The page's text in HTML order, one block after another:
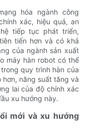
hóa ngành công
xác, hiệu quả, an
tiếp tục phát triển,
tiến hơn và có khả
của ngành sản xuất
máy hàn robot có thể
quy trình hàn của
năng suất tăng và
lai của độ chính xác
xu hướng này.
mới và xu hướng